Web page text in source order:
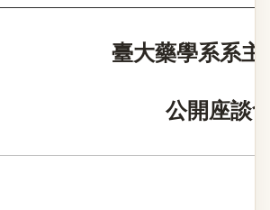
臺大藥學系系主
公開座談